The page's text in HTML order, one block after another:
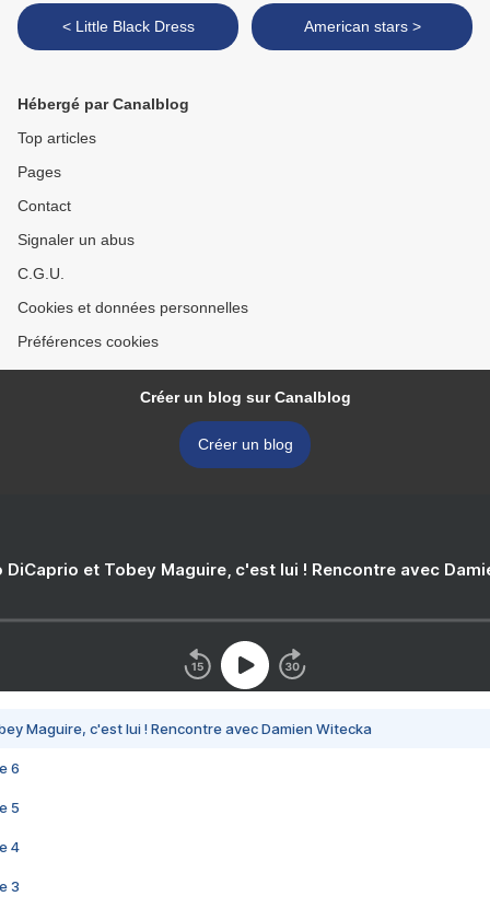
< Little Black Dress American stars >
Hébergé par Canalblog
Top articles
Pages
Contact
Signaler un abus
C.G.U.
Cookies et données personnelles
Préférences cookies
Créer un blog sur Canalblog
Créer un blog
DiCaprio et Tobey Maguire, c'est lui ! Rencontre avec
Maguire, c'est lui ! Rencontre avec Damien Witecka
6
5
4
3